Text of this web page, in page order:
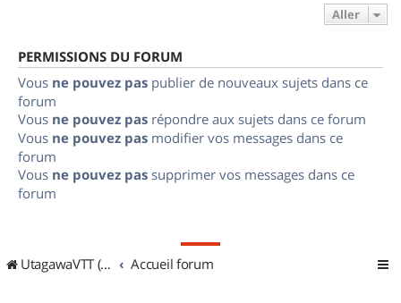
Aller
PERMISSIONS DU FORUM
Vous ne pouvez pas publier de nouveaux sujets dans ce
forum
Vous ne pouvez pas répondre aux sujets dans ce forum
Vous ne pouvez pas modifier vos messages dans ce
forum
Vous ne pouvez pas supprimer vos messages dans ce
forum
UtagawaVTT (Randos VTT et VTTAE avec traces GPS) Accueil forum